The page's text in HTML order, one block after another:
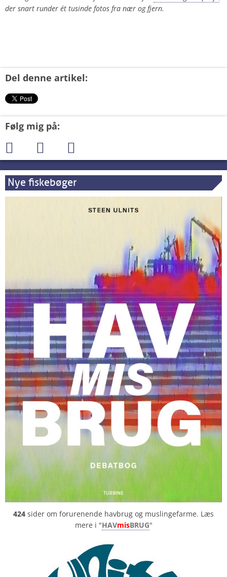
der snart runder ét tusinde fotos fra nær og fjern.
Del denne artikel:
Følg mig på:
Nye fiskebøger
424 sider om forurenende havbrug og muslingefarme. Læs
mere i "HAVmisBRUG"